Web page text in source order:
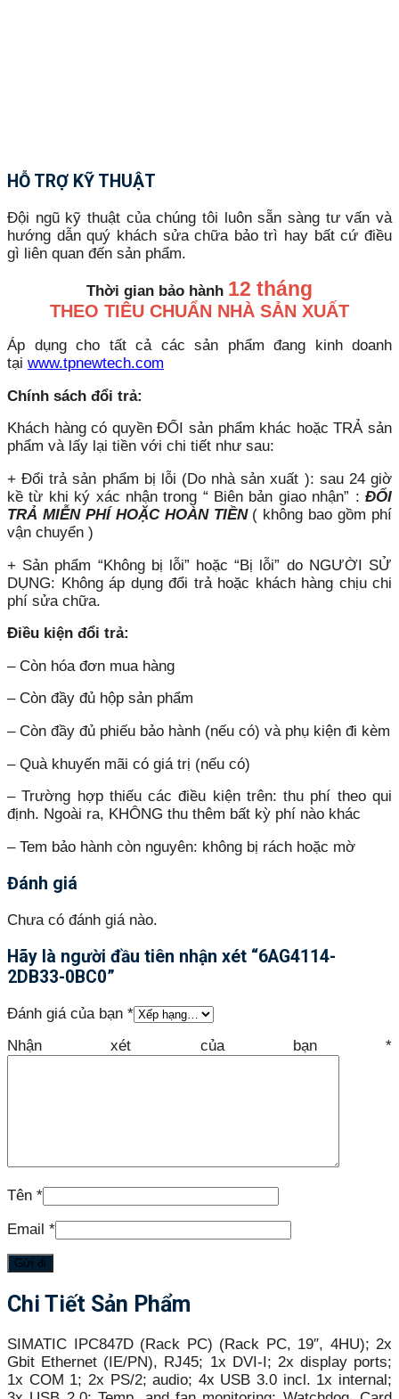
HỖ TRỢ KỸ THUẬT
Đội ngũ kỹ thuật của chúng tôi luôn sẵn sàng tư vấn và
hướng dẫn quý khách sửa chữa bảo trì hay bất cứ điều
gì liên quan đến sản phẩm.
Thời gian bảo hành 12 tháng
THEO TIÊU CHUẨN NHÀ SẢN XUẤT
Áp dụng cho tất cả các sản phẩm đang kinh doanh
tại www.tpnewtech.com
Chính sách đổi trả:
Khách hàng có quyền ĐỔI sản phẩm khác hoặc TRẢ sản
phẩm và lấy lại tiền với chi tiết như sau:
+ Đổi trả sản phẩm bị lỗi (Do nhà sản xuất ): sau 24 giờ
kề từ khi ký xác nhận trong “ Biên bản giao nhận” : ĐỔI
TRẢ MIỄN PHÍ HOẶC HOÀN TIỀN( không bao gồm phí
vận chuyển )
+ Sản phẩm “Không bị lỗi” hoặc “Bị lỗi” do NGƯỜI SỬ
DỤNG: Không áp dụng đổi trả hoặc khách hàng chịu chi
phí sửa chữa.
Điều kiện đổi trả:
– Còn hóa đơn mua hàng
– Còn đầy đủ hộp sản phẩm
– Còn đầy đủ phiếu bảo hành (nếu có) và phụ kiện đi kèm
– Quà khuyến mãi có giá trị (nếu có)
– Trường hợp thiếu các điều kiện trên: thu phí theo qui
định. Ngoài ra, KHÔNG thu thêm bất kỳ phí nào khác
– Tem bảo hành còn nguyên: không bị rách hoặc mờ
Đánh giá
Chưa có đánh giá nào.
Hãy là người đầu tiên nhận xét “6AG4114-
2DB33-0BC0”
Đánh giá của bạn *
Nhận xét của bạn *
Tên *
Email *
Chi Tiết Sản Phẩm
SIMATIC IPC847D (Rack PC) (Rack PC, 19″, 4HU); 2x
Gbit Ethernet (IE/PN), RJ45; 1x DVI-I; 2x display ports;
1x COM 1; 2x PS/2; audio; 4x USB 3.0 incl. 1x internal;